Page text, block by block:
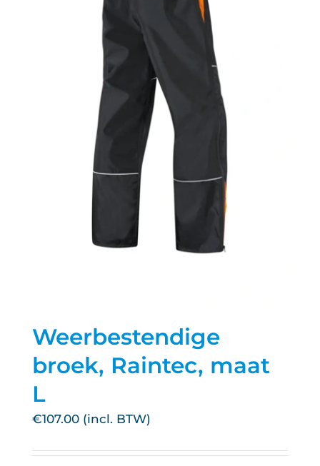
Weerbestendige
broek, Raintec, maat
L
€107.00